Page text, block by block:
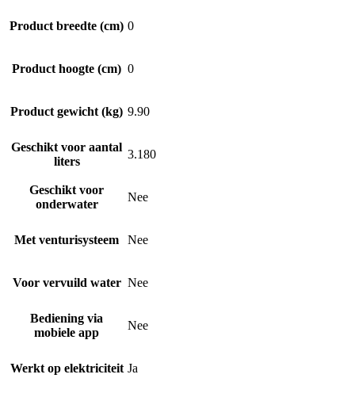
Product breedte (cm) 0
Product hoogte (cm) 0
Product gewicht (kg) 9.90
Geschikt voor aantal
liters
3.180
Geschikt voor
onderwater
Nee
Met venturisysteem Nee
Voor vervuild water Nee
Bediening via
mobiele app
Nee
Werkt op elektriciteit Ja